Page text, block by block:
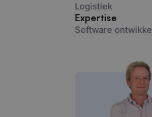
Logistiek
Expertise
Software